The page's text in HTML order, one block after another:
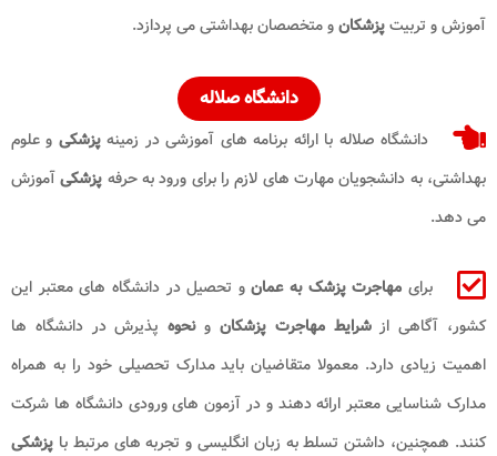
آموزش و تربیتپزشکانو متخصصان بهداشتی می پردازد.
دانشگاه صلاله
دانشگاه صلاله با ارائه برنامه های آموزشی در زمینهپزشکی و علوم
بهداشتی، به دانشجویان مهارت های لازم را برای ورود به حرفه پزشکیآموزش
می دهد.
برای مهاجرت پزشک به عمانو تحصیل در دانشگاه های معتبر این
کشور، آگاهی ازشرایط مهاجرت پزشکان ونحوه پذیرش در دانشگاه ها
اهمیت زیادی دارد. معمولا متقاضیان باید مدارک تحصیلی خود را به همراه
مدارک شناسایی معتبر ارائه دهند و در آزمون های ورودی دانشگاه ها شرکت
کنند. همچنین، داشتن تسلط به زبان انگلیسی و تجربه های مرتبط با پزشکی